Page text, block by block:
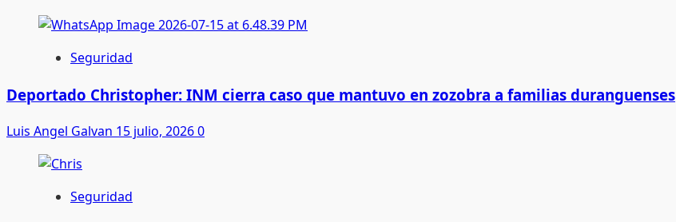
Seguridad
Deportado Christopher: INM cierra caso que mantuvo en zozobra a familias duranguenses
Luis Angel Galvan 15 julio, 20260
Seguridad